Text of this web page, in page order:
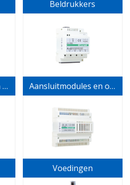
Beldrukkers
Montagetoebehoren binnenposten Aansluitmodules en onderdelen
Voedingen